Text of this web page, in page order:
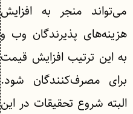
می‌تواند منجر به افزایش
هزینه‌های پذیرندگان وب و
به این ترتیب افزایش قیمت
برای مصرف‌کنندگان شود.
البته شروع تحقیقات در این